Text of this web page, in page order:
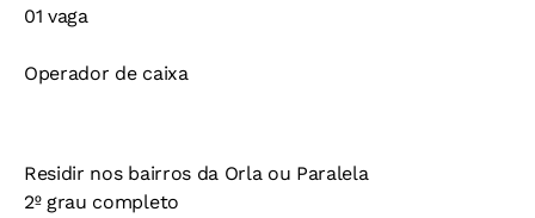
01 vaga
Operador de caixa
Residir nos bairros da Orla ou Paralela
2º grau completo